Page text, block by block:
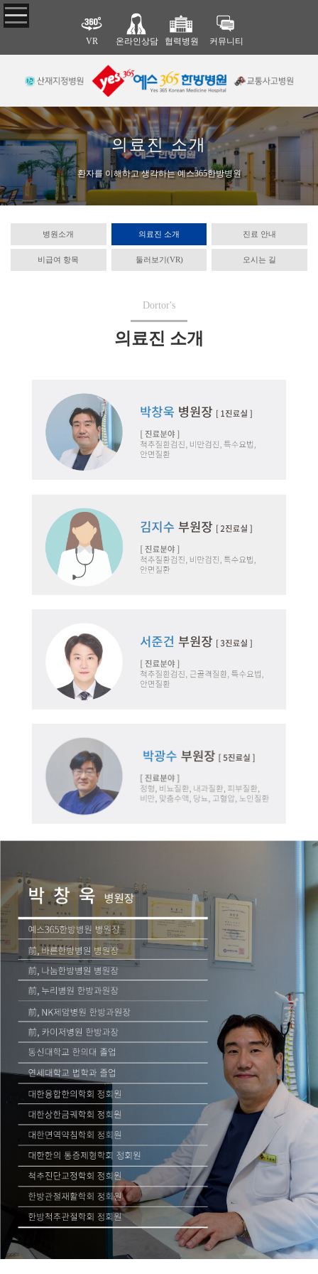
VR 온라인상담 협력병원 커뮤니티
예스365한
방병원
병원 소개
의료진 소개
진료 안내
비급여 항목
둘러보기(VR)
오시는 길
한방·양방
협진
한·양방 협진
협력병원
피부·비만
CO2 레이저
라인주사
지방분해 약침
다이어트 한약
비수술·재
활
한방 비수술 치
료
추나 요법
도수 치료
체외충격파 치료
교통사고
교통사고 후유증
근골격·척
무릎 손상
안면질환
삼차신경통
의료진 소개
환자를 이해하고 생각하는 예스365한방병원
병원소개 의료진 소개 진료 안내
비급여 항목 둘러보기(VR) 오시는 길
Dortor's
의료진 소개